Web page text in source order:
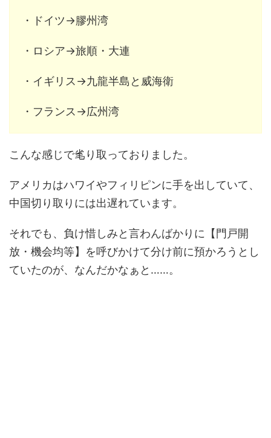
・ドイツ→膠州湾
・ロシア→旅順・大連
・イギリス→九龍半島と威海衛
・フランス→広州湾
こんな感じで毟り取っておりました。
アメリカはハワイやフィリピンに手を出していて、
中国切り取りには出遅れています。
それでも、負け惜しみと言わんばかりに【門戸開
放・機会均等】を呼びかけて分け前に預かろうとし
ていたのが、なんだかなぁと……。